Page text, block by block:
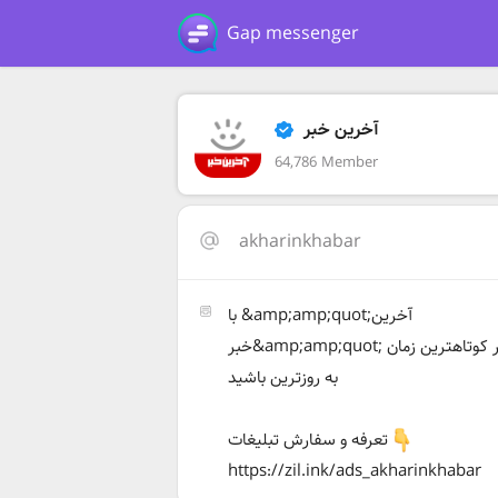
Gap messenger
آخرین خبر
64,786 Member
akharinkhabar
با &amp;amp;quot;آخرین
خبر&amp;amp;quot; در کوتاهترین زمان
به روزترین باشید
تعرفه و سفارش تبلیغات
https://zil.ink/ads_akharinkhabar